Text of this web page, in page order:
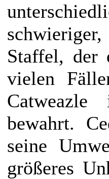
Staffel, der
vielen
bewahrt.
seine
größeres